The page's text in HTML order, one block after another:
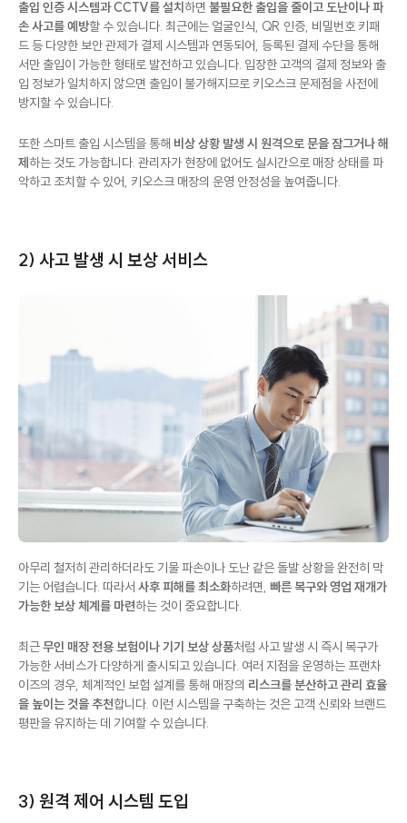
출입 인증 시스템과 CCTV를 설치하면 불필요한 출입을 줄이고 도난이나 파
손 사고를 예방할 수 있습니다. 최근에는 얼굴인식, QR 인증, 비밀번호 키패
드 등 다양한 보안 관제가 결제 시스템과 연동되어, 등록된 결제 수단을 통해
서만 출입이 가능한 형태로 발전하고 있습니다. 입장한 고객의 결제 정보와 출
입 정보가 일치하지 않으면 출입이 불가해지므로 키오스크 문제점을 사전에
방지할 수 있습니다.
또한 스마트 출입 시스템을 통해 비상 상황 발생 시 원격으로 문을 잠그거나 해
제하는 것도 가능합니다. 관리자가 현장에 없어도 실시간으로 매장 상태를 파
악하고 조치할 수 있어, 키오스크 매장의 운영 안정성을 높여줍니다.
2) 사고 발생 시 보상 서비스
아무리 철저히 관리하더라도 기물 파손이나 도난 같은 돌발 상황을 완전히 막
기는 어렵습니다. 따라서 사후 피해를 최소화하려면, 빠른 복구와 영업 재개가
가능한 보상 체계를 마련하는 것이 중요합니다.
최근무인 매장 전용 보험이나 기기 보상 상품처럼 사고 발생 시 즉시 복구가
가능한 서비스가 다양하게 출시되고 있습니다. 여러 지점을 운영하는 프랜차
이즈의 경우, 체계적인 보험 설계를 통해 매장의 리스크를 분산하고 관리 효율
을 높이는 것을 추천합니다. 이런 시스템을 구축하는 것은 고객 신뢰와 브랜드
평판을 유지하는 데 기여할 수 있습니다.
3) 원격 제어 시스템 도입